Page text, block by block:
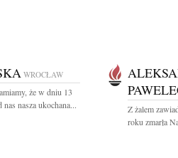
WROCŁAW
że w dniu 13
nasza ukochana...
Z żalem
roku zmarła